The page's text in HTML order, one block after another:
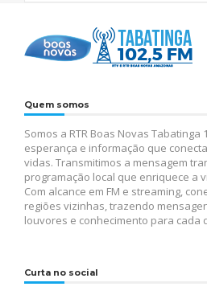
Quem somos
Somos a RTR Boas Novas Tabatinga
esperança e informação que
vidas. Transmitimos a mensagem
programação local que enriquece a
Com alcance em FM e streaming,
regiões vizinhas, trazendo
louvores e conhecimento para cada
Curta no social